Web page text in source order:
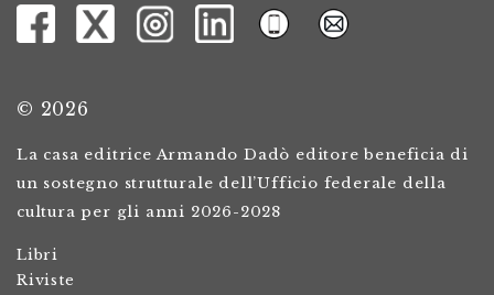
© 2026
La casa editrice Armando Dadò editore beneficia di
un sostegno strutturale dell’Ufficio federale della
cultura per gli anni 2026-2028
Libri
Riviste